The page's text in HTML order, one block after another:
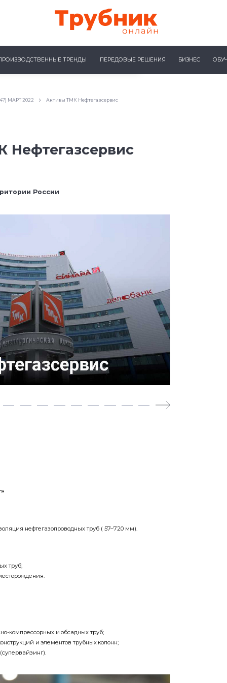
ТРЕНДЫ ПЕРЕДОВЫЕ РЕШЕНИЯ БИЗНЕС
МАРТ 2022 Активы ТМК Нефтегазсервис
Нефтегазсервис
России
нефтегазопроводных труб ( 57–720 мм).
труб;
компрессорных и обсадных труб;
и элементов трубных колонн;